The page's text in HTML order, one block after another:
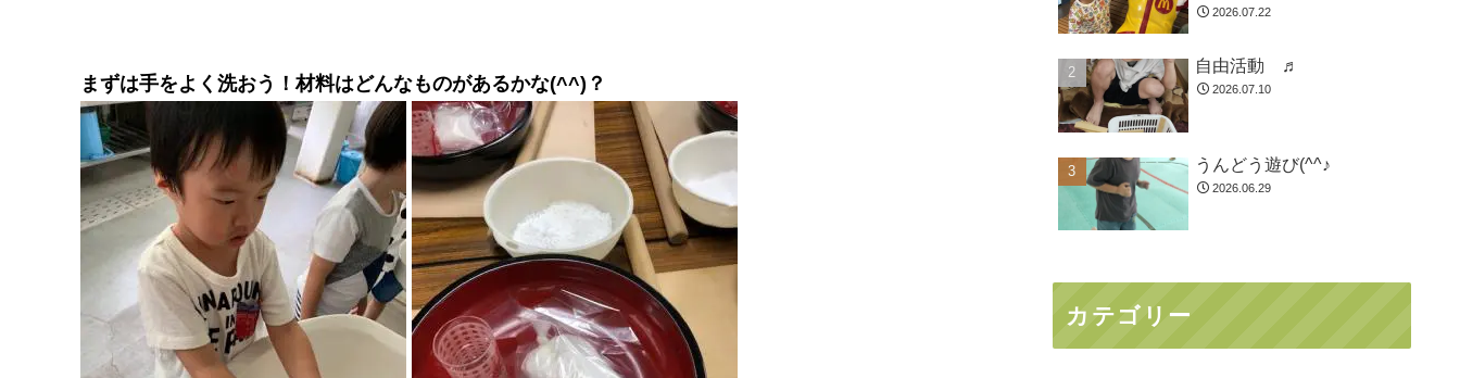
まずは手をよく洗おう！材料はどんなものがあるかな(^^)？
2026.07.22
自由活動 ♬
2026.07.10
うんどう遊び(^^♪
2026.06.29
カテゴリー